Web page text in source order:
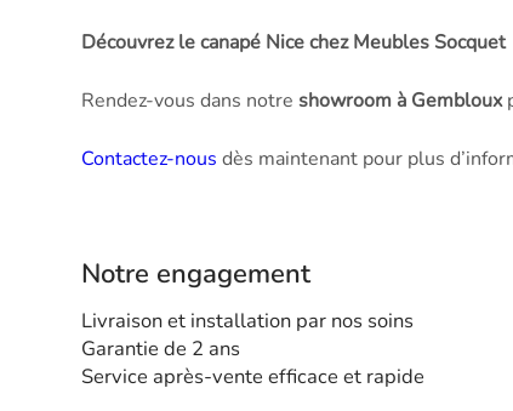
Découvrez le canapé Nice chez Meubles Socquet
Rendez-vous dans notreshowroom à Gembloux
Contactez-nous dès maintenant pour plus
Notre engagement
Livraison et installation par nos soins
Garantie de 2 ans
Service après-vente efficace et rapide